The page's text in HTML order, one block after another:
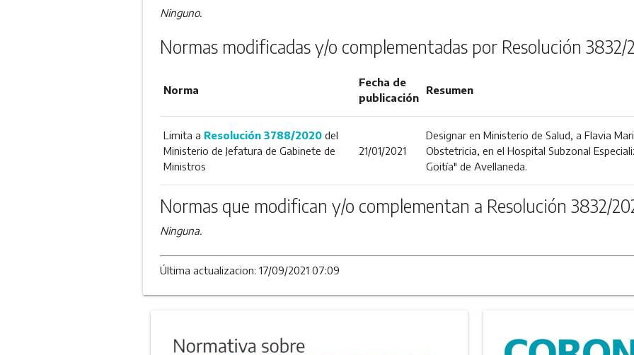
Ninguno.
Normas modificadas y/o complementadas por Resolución 3832/
Norma
Fecha de
publicación
Resumen
Limita a Resolución 3788/2020del
Ministerio de Jefatura de Gabinete de
Ministros
21/01/2021
Designar en Ministerio de Salud, a Flavia
Obstetricia, en el Hospital Subzonal
Goitía" de Avellaneda.
Normas que modifican y/o complementan a Resolución 3832/
Ninguna.
Última actualizacion: 17/09/2021 07:09